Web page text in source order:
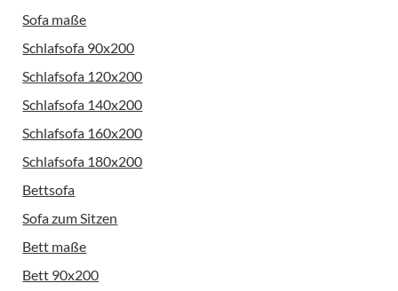
Sofa maße
Schlafsofa 90x200
Schlafsofa 120x200
Schlafsofa 140x200
Schlafsofa 160x200
Schlafsofa 180x200
Bettsofa
Sofa zum Sitzen
Bett maße
Bett 90x200